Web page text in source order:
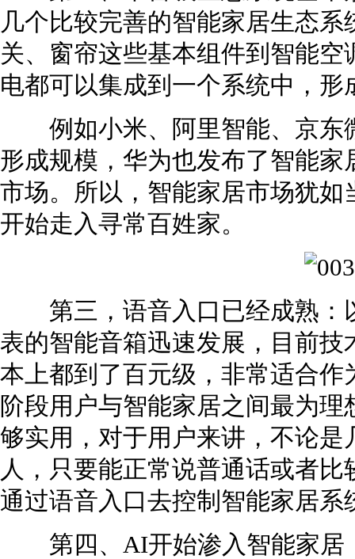
几个比较完善的智能家居生态
关、窗帘这些基本组件到智能
电都可以集成到一个系统中，形
例如小米、阿里智能、京东
形成规模，华为也发布了智能
市场。所以，智能家居市场犹
开始走入寻常百姓家。
第三，语音入口已经成熟：
表的智能音箱迅速发展，目前
本上都到了百元级，非常适合
阶段用户与智能家居之间最为
够实用，对于用户来讲，不论
人，只要能正常说普通话或者
通过语音入口去控制智能家居系
第四、AI开始渗入智能家居